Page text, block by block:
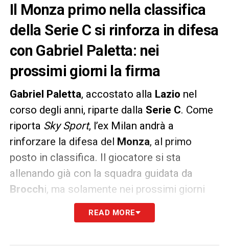
Il Monza primo nella classifica
della Serie C si rinforza in difesa
con Gabriel Paletta: nei
prossimi giorni la firma
Gabriel Paletta, accostato alla Lazio nel
corso degli anni, riparte dalla Serie C. Come
riporta Sky Sport, l’ex Milan andrà a
rinforzare la difesa del Monza, al primo
posto in classifica. Il giocatore si sta
allenando già con la squadra guidata da
Brocchi, ma solamente nei prossimi giorni
firmerà un contratto triennale (più probabile
opzione per un quarto anno) con il club.
READ MORE